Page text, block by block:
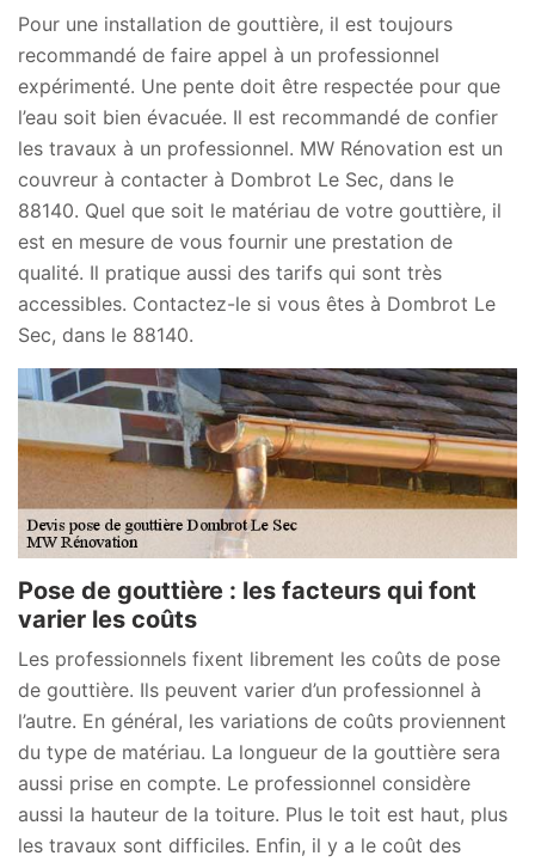
Pour une installation de gouttière, il est toujours
recommandé de faire appel à un professionnel
expérimenté. Une pente doit être respectée pour que
l’eau soit bien évacuée. Il est recommandé de confier
les travaux à un professionnel. MW Rénovation est un
couvreur à contacter à Dombrot Le Sec, dans le
88140. Quel que soit le matériau de votre gouttière, il
est en mesure de vous fournir une prestation de
qualité. Il pratique aussi des tarifs qui sont très
accessibles. Contactez-le si vous êtes à Dombrot Le
Sec, dans le 88140.
Pose de gouttière : les facteurs qui font
varier les coûts
Les professionnels fixent librement les coûts de pose
de gouttière. Ils peuvent varier d’un professionnel à
l’autre. En général, les variations de coûts proviennent
du type de matériau. La longueur de la gouttière sera
aussi prise en compte. Le professionnel considère
aussi la hauteur de la toiture. Plus le toit est haut, plus
les travaux sont difficiles. Enfin, il y a le coût des